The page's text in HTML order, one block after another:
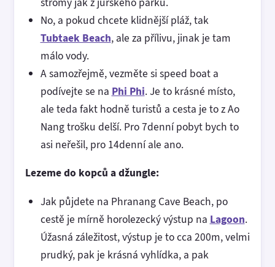
No, a pokud chcete klidnější pláž, tak
Tubtaek Beach, ale za přílivu, jinak je tam
málo vody.
A samozřejmě, vezměte si speed boat a
podívejte se na Phi Phi. Je to krásné místo,
ale teda fakt hodně turistů a cesta je to z Ao
Nang trošku delší. Pro 7denní pobyt bych to
asi neřešil, pro 14denní ale ano.
Lezeme do kopců a džungle:
Jak půjdete na Phranang Cave Beach, po
cestě je mírně horolezecký výstup na Lagoon.
Úžasná záležitost, výstup je to cca 200m, velmi
prudký, pak je krásná vyhlídka, a pak